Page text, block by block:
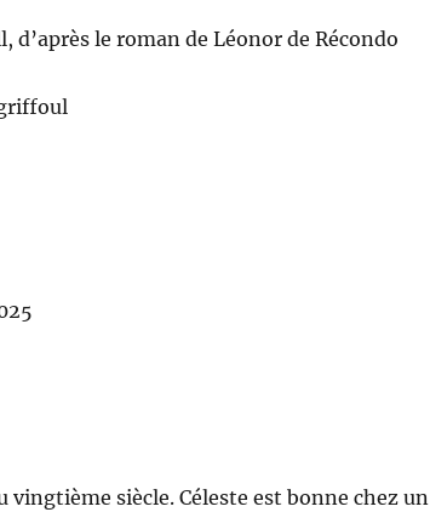
d’après le roman de Léonor de Récondo
vingtième siècle. Céleste est bonne chez un